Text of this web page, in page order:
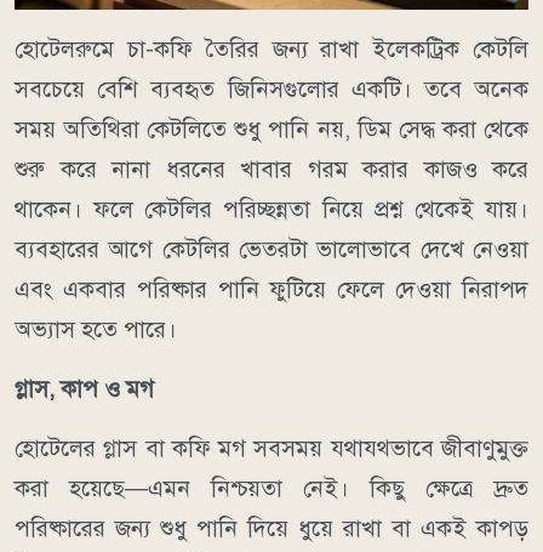
হোটেলরুমে চা-কফি তৈরির জন্য রাখা ইলেকট্রিক কেটলি
সবচেয়ে বেশি ব্যবহৃত জিনিসগুলোর একটি। তবে অনেক
সময় অতিথিরা কেটলিতে শুধু পানি নয়, ডিম সেদ্ধ করা থেকে
শুরু করে নানা ধরনের খাবার গরম করার কাজও করে
থাকেন। ফলে কেটলির পরিচ্ছন্নতা নিয়ে প্রশ্ন থেকেই যায়।
ব্যবহারের আগে কেটলির ভেতরটা ভালোভাবে দেখে নেওয়া
এবং একবার পরিষ্কার পানি ফুটিয়ে ফেলে দেওয়া নিরাপদ
অভ্যাস হতে পারে।
গ্লাস, কাপ ও মগ
হোটেলের গ্লাস বা কফি মগ সবসময় যথাযথভাবে জীবাণুমুক্ত
করা হয়েছে—এমন নিশ্চয়তা নেই। কিছু ক্ষেত্রে দ্রুত
পরিষ্কারের জন্য শুধু পানি দিয়ে ধুয়ে রাখা বা একই কাপড়